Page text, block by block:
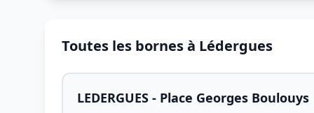
Toutes les bornes à Lédergues
LEDERGUES - Place Georges Boulouys